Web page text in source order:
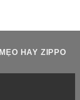
HAY ZIPPO